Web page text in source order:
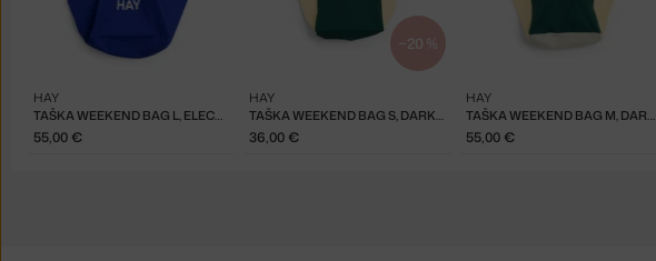
TAŠKA WEEKEND BAG L, ELECTRIC BLUE
HAY
55,00 €
−20 %
TAŠKA WEEKEND BAG S, DARK GREEN MULTI
HAY
36,00 €
TAŠKA WEEKEND BAG M, DARK GREEN MULTI
HAY
55,00 €